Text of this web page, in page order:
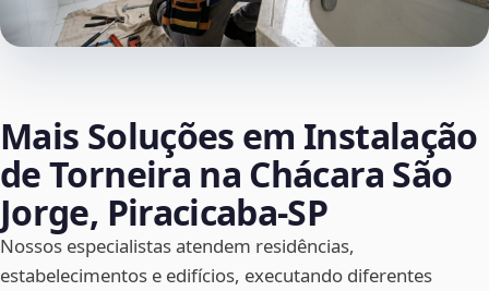
Mais Soluções em Instalação
de Torneira na Chácara São
Jorge, Piracicaba‑SP
Nossos especialistas atendem residências,
estabelecimentos e edifícios, executando diferentes